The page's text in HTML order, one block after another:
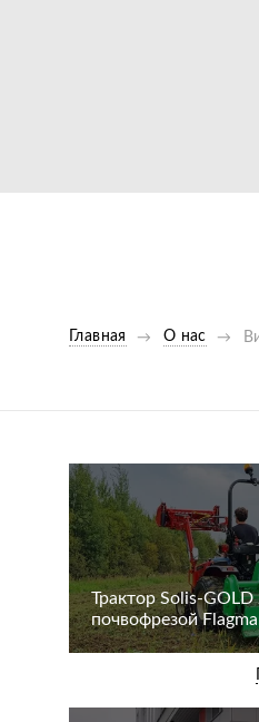
Главная О нас
Трактор Solis-GOLD
почвофрезой